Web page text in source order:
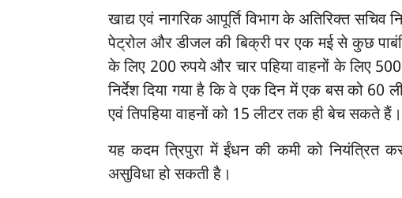
खाद्य एवं नागरिक आपूर्ति विभाग के अतिरिक्त
पेट्रोल और डीजल की बिक्री पर एक मई से कुछ
के लिए 200 रुपये और चार पहिया वाहनों के लिए
निर्देश दिया गया है कि वे एक दिन में एक बस को 60
एवं तिपहिया वाहनों को 15 लीटर तक ही बेच सकते हैं।
यह कदम त्रिपुरा में ईंधन की कमी को नियंत्रित
असुविधा हो सकती है।